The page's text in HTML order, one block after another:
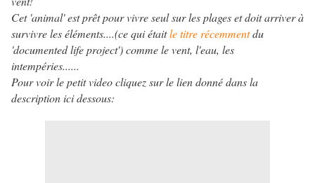
Cet 'animal' est prêt pour vivre seul sur les plages et doit arriver à
survivre les éléments....(ce qui étaitle titre récemmentdu
'documented life project') comme le vent, l'eau, les
intempéries......
Pour voir le petit video cliquez sur le lien donné dans la
description ici dessous: